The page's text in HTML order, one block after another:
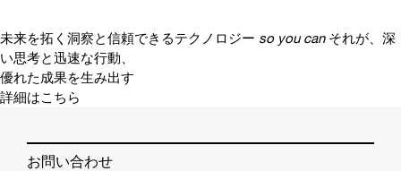
未来を拓く洞察と信頼できるテクノロジー so you can それが、深
い思考と迅速な行動、
優れた成果を生み出す
詳細はこちら
お問い合わせ